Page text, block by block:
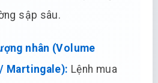
sập sâu.
nhân (Volume
Martingale): Lệnh mua